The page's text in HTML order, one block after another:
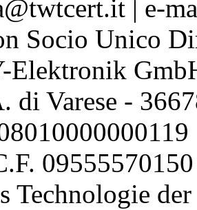
| e-
Socio Unico
Elektronik
di Varese -
09555570150
Technologie